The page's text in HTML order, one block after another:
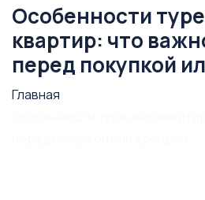
Особенности
квартир: что
перед покупкой
Главная